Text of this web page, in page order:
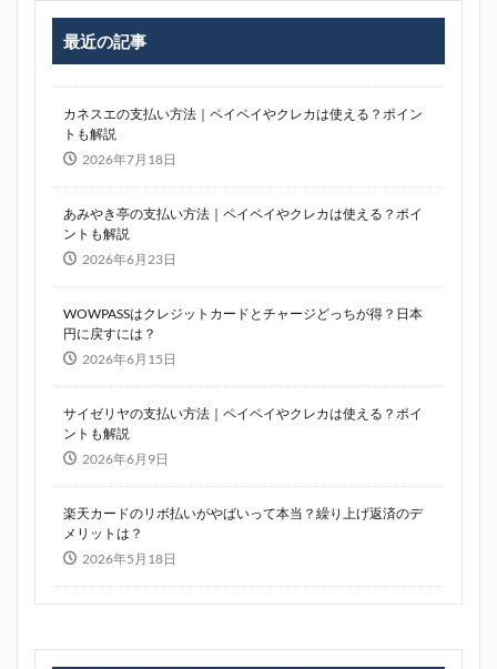
最近の記事
カネスエの支払い方法｜ペイペイやクレカは使える？ポイン
トも解説
2026年7月18日
あみやき亭の支払い方法｜ペイペイやクレカは使える？ポイ
ントも解説
2026年6月23日
WOWPASSはクレジットカードとチャージどっちが得？日本
円に戻すには？
2026年6月15日
サイゼリヤの支払い方法｜ペイペイやクレカは使える？ポイ
ントも解説
2026年6月9日
楽天カードのリボ払いがやばいって本当？繰り上げ返済のデ
メリットは？
2026年5月18日